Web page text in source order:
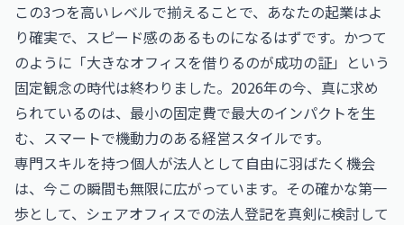
この3つを高いレベルで揃えることで、あなたの起業はよ
り確実で、スピード感のあるものになるはずです。かつて
のように「大きなオフィスを借りるのが成功の証」という
固定観念の時代は終わりました。2026年の今、真に求め
られているのは、最小の固定費で最大のインパクトを生
む、スマートで機動力のある経営スタイルです。
専門スキルを持つ個人が法人として自由に羽ばたく機会
は、今この瞬間も無限に広がっています。その確かな第一
歩として、シェアオフィスでの法人登記を真剣に検討して